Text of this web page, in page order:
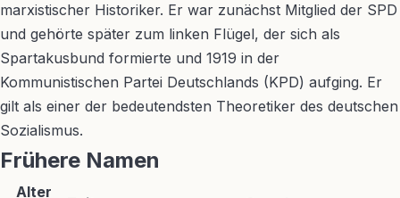
marxistischer Historiker. Er war zunächst Mitglied der SPD
und gehörte später zum linken Flügel, der sich als
Spartakusbund formierte und 1919 in der
Kommunistischen Partei Deutschlands (KPD) aufging. Er
gilt als einer der bedeutendsten Theoretiker des deutschen
Sozialismus.
Frühere Namen
Alter